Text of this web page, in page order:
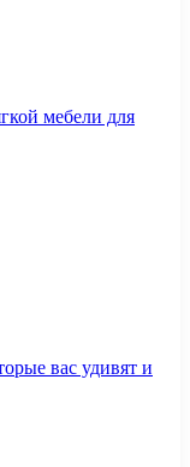
мебели для
вас удивят и